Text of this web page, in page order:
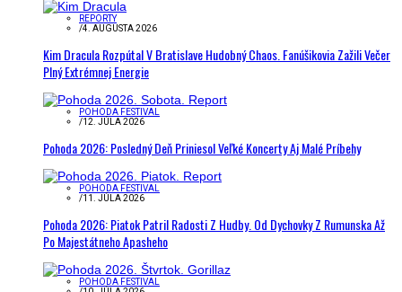
REPORTY
/4. AUGUSTA 2026
Kim Dracula Rozpútal V Bratislave Hudobný Chaos. Fanúšikovia Zažili Večer
Plný Extrémnej Energie
POHODA FESTIVAL
/12. JÚLA 2026
Pohoda 2026: Posledný Deň Priniesol Veľké Koncerty Aj Malé Príbehy
POHODA FESTIVAL
/11. JÚLA 2026
Pohoda 2026: Piatok Patril Radosti Z Hudby. Od Dychovky Z Rumunska Až
Po Majestátneho Apasheho
POHODA FESTIVAL